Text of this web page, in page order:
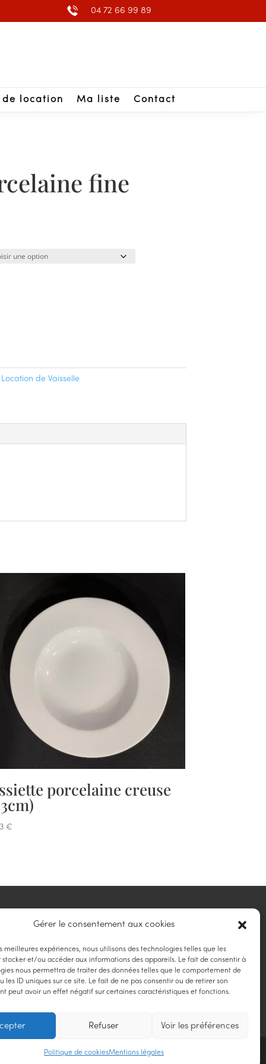
Gérer le consentement aux cookies
meilleures expériences, nous utilisons des technologies telles que les
stocker et/ou accéder aux informations des appareils. Le fait de consentir à
nous permettra de traiter des données telles que le comportement de
les ID uniques sur ce site. Le fait de ne pas consentir ou de retirer son
peut avoir un effet négatif sur certaines caractéristiques et fonctions.
Refuser Voir les préférences
Politique de cookiesMentions légales
04 72 66 99 89
de location Ma liste Contact
fine
€
Location de Vaisselle
porcelaine creuse
€
RÉALISATION
Location vaisselle à Givors
de réception à Villeurbanne